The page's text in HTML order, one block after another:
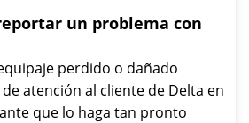
un problema con
perdido o dañado
atención al cliente de Delta en
que lo haga tan pronto